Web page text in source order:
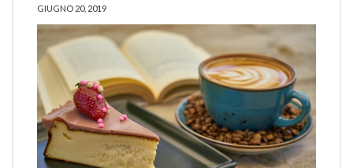
GIUGNO 20, 2019